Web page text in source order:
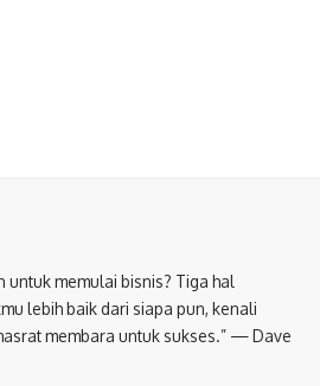
untuk memulai bisnis? Tiga hal
lebih baik dari siapa pun, kenali
membara untuk sukses.” — Dave